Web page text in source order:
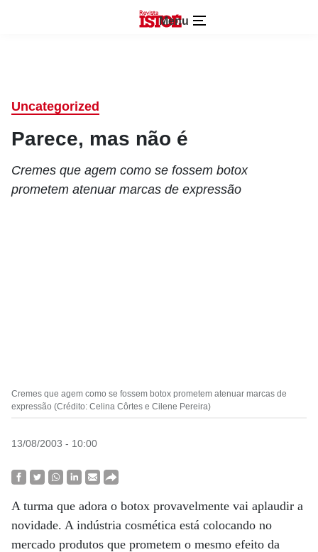
Menu
Uncategorized
Parece, mas não é
Cremes que agem como se fossem botox
prometem atenuar marcas de expressão
Cremes que agem como se fossem botox prometem atenuar marcas de
expressão (Crédito: Celina Côrtes e Cilene Pereira)
13/08/2003 - 10:00
A turma que adora o botox provavelmente vai aplaudir a
novidade. A indústria cosmética está colocando no
mercado produtos que prometem o mesmo efeito da